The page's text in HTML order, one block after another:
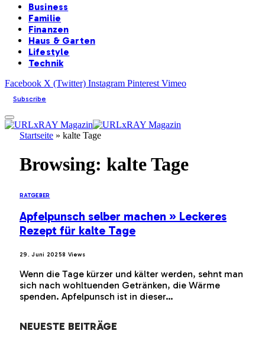
Business
Familie
Finanzen
Haus & Garten
Lifestyle
Technik
Facebook X (Twitter) Instagram Pinterest Vimeo
Subscribe
Startseite » kalte Tage
Browsing: kalte Tage
RATGEBER
Apfelpunsch selber machen » Leckeres
Rezept für kalte Tage
29. Juni 20258 Views
Wenn die Tage kürzer und kälter werden, sehnt man
sich nach wohltuenden Getränken, die Wärme
spenden. Apfelpunsch ist in dieser…
NEUESTE BEITRÄGE